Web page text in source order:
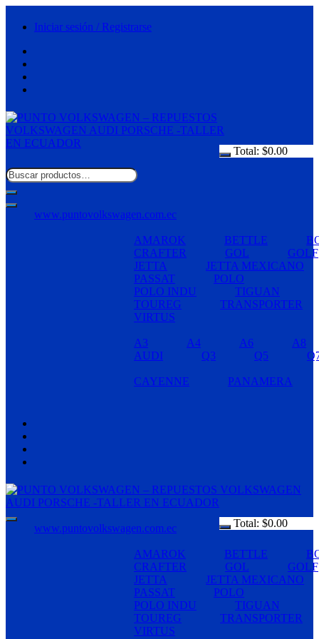
Iniciar sesión / Registrarse
Total: $0.00
www.puntovolkswagen.com.ec
AMAROK BETTLE
CRAFTER
GOL
GOLF
JETTA
JETTA MEXICANO
PASSAT
POLO
POLO INDU
TIGUAN
TOUREG
TRANSPORTER
VIRTUS
A3 A4 A6
A8
AUDI
Q3 Q5
CAYENNE PANAMERA
Total: $0.00
www.puntovolkswagen.com.ec
AMAROK BETTLE
CRAFTER
GOL
GOLF
JETTA
JETTA MEXICANO
PASSAT
POLO
POLO INDU
TIGUAN
TOUREG
TRANSPORTER
VIRTUS